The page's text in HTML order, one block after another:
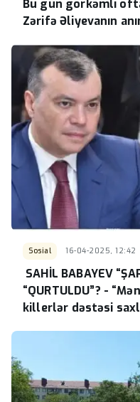
Bu gün görkəmli
Zərifə Əliyevanın
Sosial 16-04-2025, 12:42
SAHİL BABAYEV
“QURTULDU”? -
killerlər dəstəsi